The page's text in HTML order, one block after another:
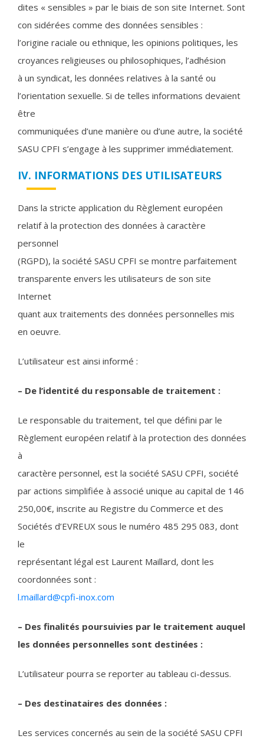
dites « sensibles » par le biais de son site Internet. Sont
con sidérées comme des données sensibles :
l’origine raciale ou ethnique, les opinions politiques, les
croyances religieuses ou philosophiques, l’adhésion
à un syndicat, les données relatives à la santé ou
l’orientation sexuelle. Si de telles informations devaient
être
communiquées d’une manière ou d’une autre, la société
SASU CPFI s’engage à les supprimer immédiatement.
IV. INFORMATIONS DES UTILISATEURS
Dans la stricte application du Règlement européen
relatif à la protection des données à caractère
personnel
(RGPD), la société SASU CPFI se montre parfaitement
transparente envers les utilisateurs de son site
Internet
quant aux traitements des données personnelles mis
en oeuvre.
L’utilisateur est ainsi informé :
– De l’identité du responsable de traitement :
Le responsable du traitement, tel que défini par le
Règlement européen relatif à la protection des données
à
caractère personnel, est la société SASU CPFI, société
par actions simplifiée à associé unique au capital de 146
250,00€, inscrite au Registre du Commerce et des
Sociétés d’EVREUX sous le numéro 485 295 083, dont
le
représentant légal est Laurent Maillard, dont les
coordonnées sont :
l.maillard@cpfi-inox.com
– Des finalités poursuivies par le traitement auquel
les données personnelles sont destinées :
L’utilisateur pourra se reporter au tableau ci-dessus.
– Des destinataires des données :
Les services concernés au sein de la société SASU CPFI